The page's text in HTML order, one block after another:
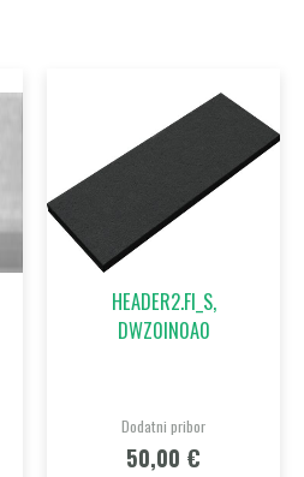
HEADER2.FI_S,
DWZ0IN0A0
Dodatni pribor
50,00 €